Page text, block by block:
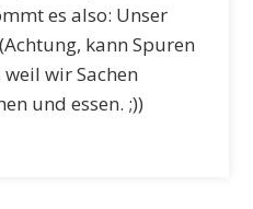
es also: Unser
kann Spuren
wir Sachen
und essen. ;))